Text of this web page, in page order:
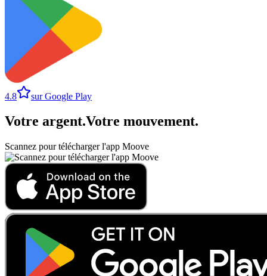
4.8 sur Google Play
Votre argent.Votre mouvement.
Scannez pour télécharger l'app Moove